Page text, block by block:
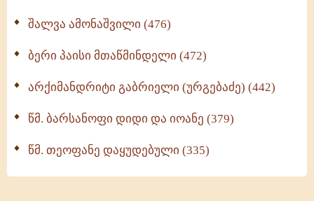
შალვა ამონაშვილი (476)
ბერი პაისი მთაწმინდელი (472)
არქიმანდრიტი გაბრიელი (ურგებაძე) (442)
წმ. ბარსანოფი დიდი და იოანე (379)
წმ. თეოფანე დაყუდებული (335)